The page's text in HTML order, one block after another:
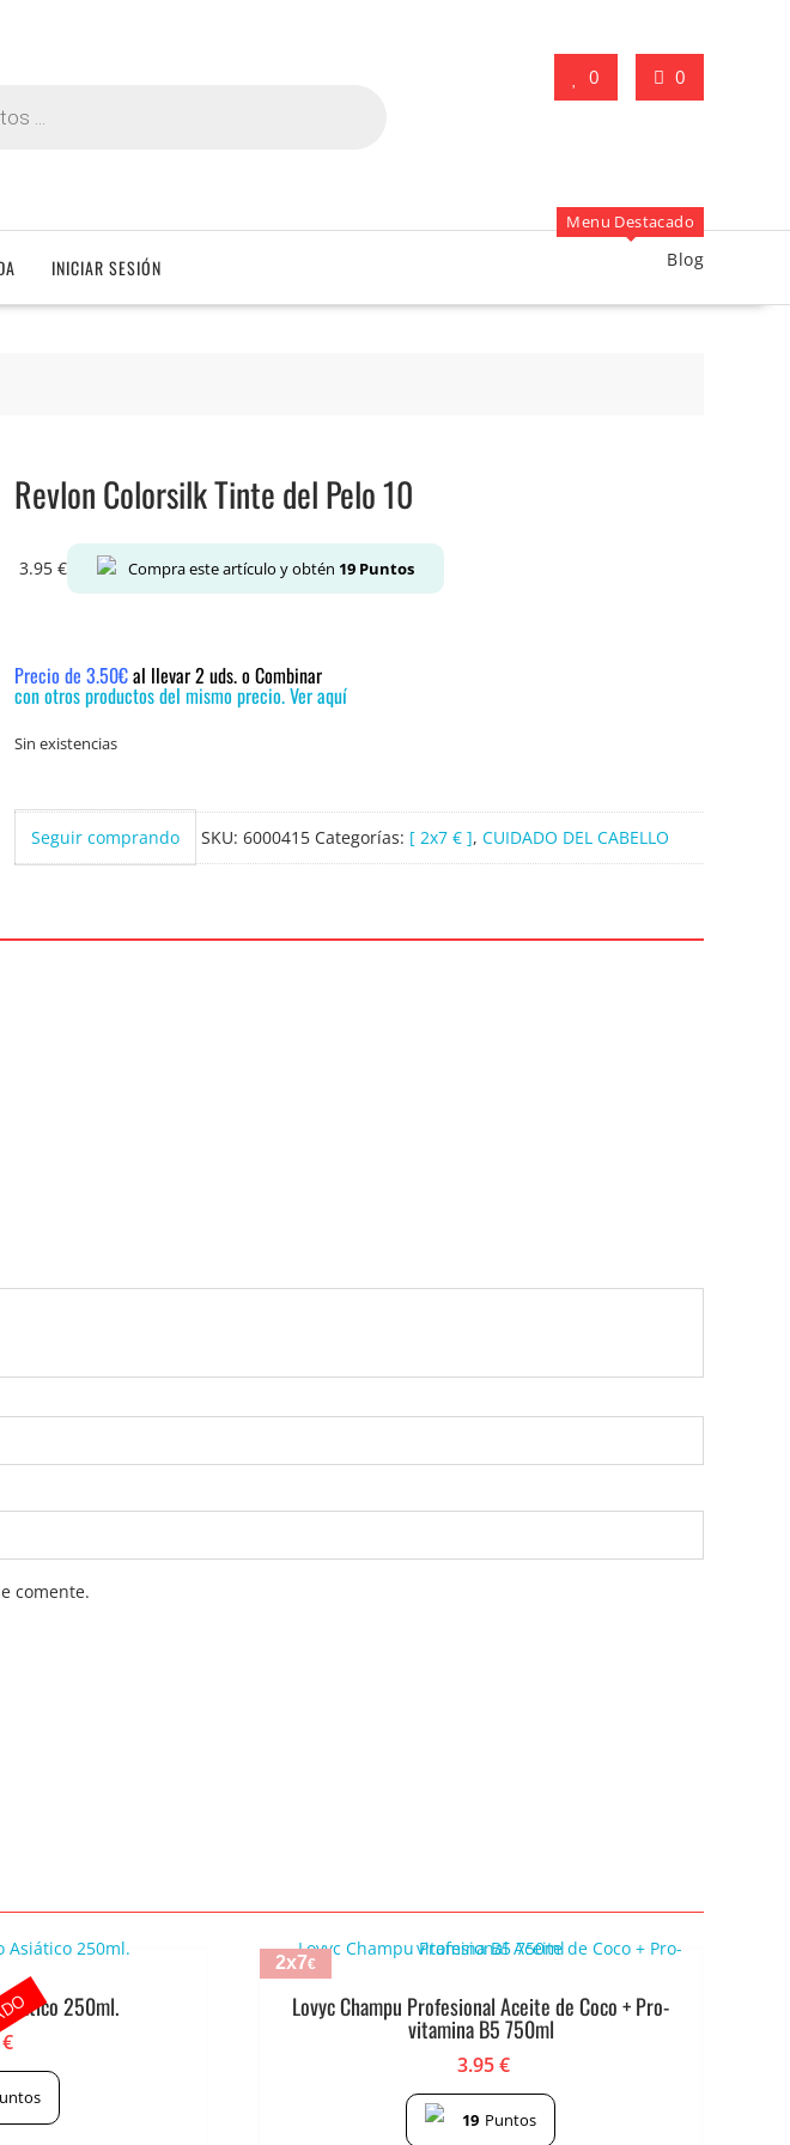
0 0
INICIAR SESIÓN
Menu Destacado
Blog
Revlon Colorsilk Tinte del Pelo 10
3.95 € Compra este artículo y obtén 19 Puntos
Precio de 3.50€al llevar 2 uds. o Combinar
con otros productos del mismo precio. Ver aquí
Sin existencias
Seguir comprando SKU: 6000415 Categorías: [ 2x7 € ], CUIDADO DEL CABELLO
comente.
250ml.
€
2x7€
Lovyc Champu Profesional Aceite de Coco + Pro-
vitamina B5 750ml
3.95€
19 Puntos